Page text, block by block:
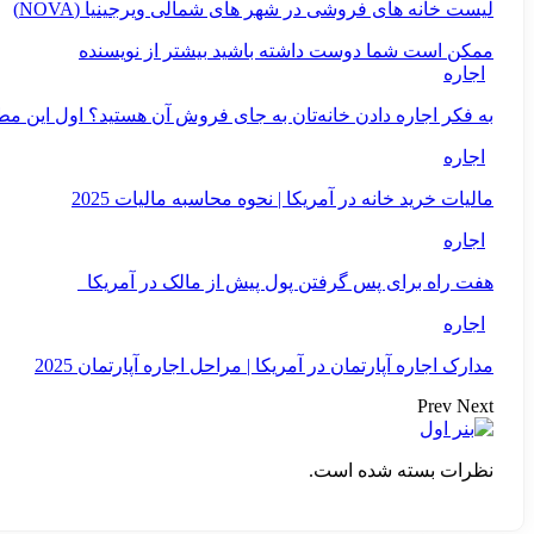
لیست خانه های فروشی در شهر های شمالی ویرجینیا (NOVA)
ممکن است شما دوست داشته باشید بیشتر از نویسنده
اجاره
به فکر اجاره دادن خانه‌تان به جای فروش آن هستید؟ اول این مطلب
اجاره
مالیات خرید خانه در آمریکا | نحوه محاسبه مالیات 2025
اجاره
هفت راه برای پس گرفتن پول پیش از مالک در آمریکا
اجاره
مدارک اجاره آپارتمان در آمریکا | مراحل اجاره آپارتمان 2025
Prev Next
نظرات بسته شده است.